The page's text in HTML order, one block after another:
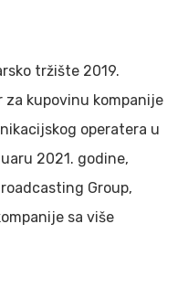
tržište 2019.
za kupovinu kompanije
operatera u
2021. godine,
Group,
sa više